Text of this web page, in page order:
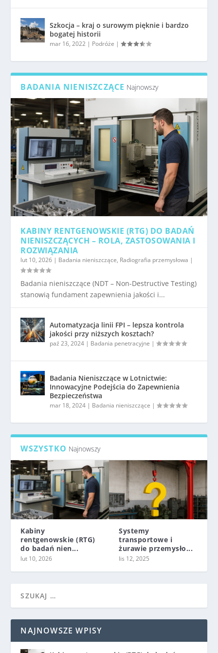
Szkocja – kraj o surowym pięknie i bardzo
bogatej historii
mar 16, 2022 | Podróże |
BADANIA NIENISZCZĄCE Najnowszy
KABINY RENTGENOWSKIE (RTG) DO BADAŃ
NIENISZCZĄCYCH – ROLA, ZASTOSOWANIA I
ROZWIĄZANIA
lut 10, 2026 | Badania nieniszczące, Radiografia przemysłowa |
Badania nieniszczące (NDT – Non-Destructive Testing)
stanowią fundament zapewnienia jakości i...
Automatyzacja linii FPI – lepsza kontrola
jakości przy niższych kosztach?
paź 23, 2024 | Badania penetracyjne |
Badania Nieniszczące w Lotnictwie:
Innowacyjne Podejścia do Zapewnienia
Bezpieczeństwa
mar 18, 2024 | Badania nieniszczące |
WSZYSTKO Najnowszy
Kabiny
rentgenowskie (RTG)
do badań nien...
lut 10, 2026
Systemy
transportowe i
żurawie przemysło...
lis 12, 2025
NAJNOWSZE WPISY